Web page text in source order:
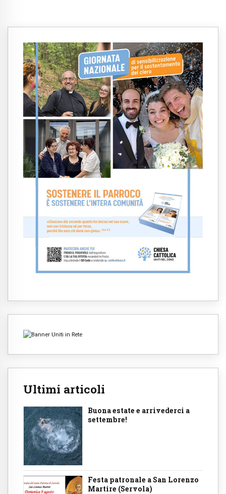
Ultimi articoli
Buona estate e arrivederci a
settembre!
Festa patronale a San Lorenzo
Martire (Servola)